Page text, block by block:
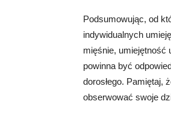
Podsumowując, od
indywidualnych
mięśnie, umiejętność
powinna być
dorosłego. Pamiętaj,
obserwować swoje